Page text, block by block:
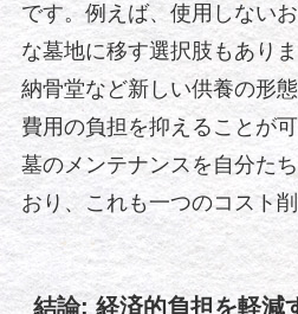
です。例えば、使用しない
な墓地に移す選択肢もあり
納骨堂など新しい供養の形
費用の負担を抑えることが
墓のメンテナンスを自分た
おり、これも一つのコスト
結論: 経済的負担を軽減